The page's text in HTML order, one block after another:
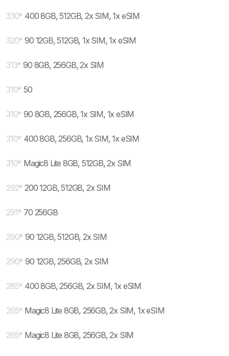
330* 400 8GB, 512GB, 2x SIM, 1x eSIM
320* 90 12GB, 512GB, 1x SIM, 1x eSIM
313* 90 8GB, 256GB, 2x SIM
310* 50
310* 90 8GB, 256GB, 1x SIM, 1x eSIM
310* 400 8GB, 256GB, 1x SIM, 1x eSIM
310* Magic8 Lite 8GB, 512GB, 2x SIM
292* 200 12GB, 512GB, 2x SIM
291* 70 256GB
290* 90 12GB, 512GB, 2x SIM
290* 90 12GB, 256GB, 2x SIM
285* 400 8GB, 256GB, 2x SIM, 1x eSIM
265* Magic8 Lite 8GB, 256GB, 2x SIM, 1x eSIM
265* Magic8 Lite 8GB, 256GB, 2x SIM